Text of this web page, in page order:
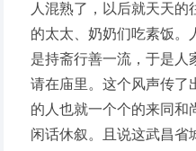
人混熟了，以后就天天
的太太、奶奶们吃素饭。
是持斋行善一流，于是人
请在庙里。这个风声传了
的人也就一个个的来同和
闲话休叙。且说这武昌省